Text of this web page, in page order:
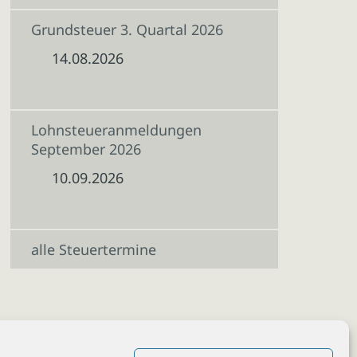
Grundsteuer 3. Quartal 2026
14.08.2026
Lohnsteueranmeldungen
September 2026
10.09.2026
alle Steuertermine